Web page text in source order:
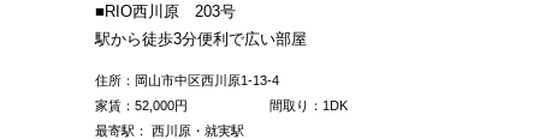
■RIO西川原 203号
駅から徒歩3分便利で広い部屋
住所：岡山市中区西川原1-13-4
家賃： 52,000円
間取り：1DK
最寄駅： 西川原・就実駅